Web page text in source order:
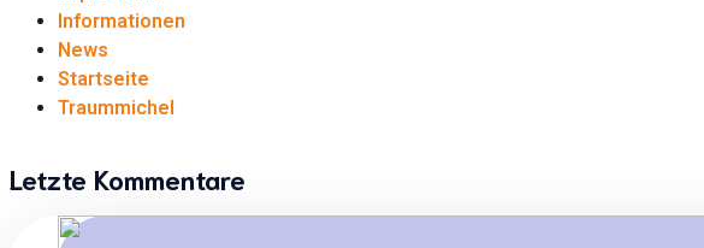
Informationen
News
Startseite
Traummichel
Letzte Kommentare